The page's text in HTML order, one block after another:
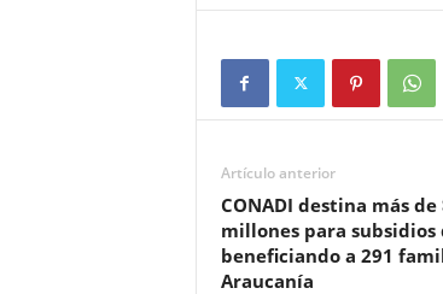
Artículo anterior
CONADI destina más de
millones para
beneficiando a 291
Araucanía